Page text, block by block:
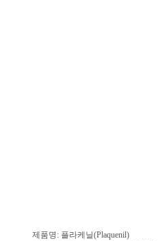
제품명: 플라케닐(Plaquenil)